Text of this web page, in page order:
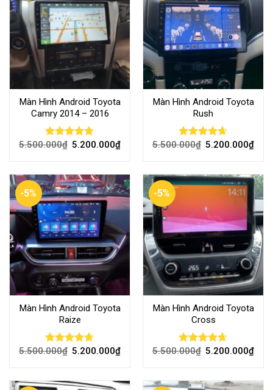
Màn Hình Android Toyota
Camry 2014 – 2016
Rated4.74
5.500.000₫ 5.200.000₫
Màn Hình Android Toyota
Rush
Rated4.64
5.500.000₫ 5.200.000₫
-5%
Màn Hình Android Toyota
Raize
Rated4.68
5.500.000₫ 5.200.000₫
-5%
Màn Hình Android Toyota
Cross
Rated4.61
5.500.000₫ 5.200.000₫